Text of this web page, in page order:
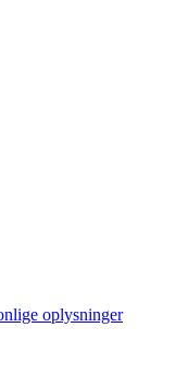
oplysninger